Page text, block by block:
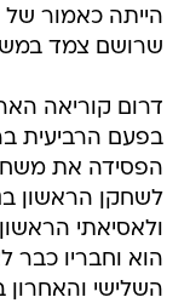
הייתה כאמור של
שרושם צמד
דרום קוריאה
הפסידה את
לשחקן הראשון
ולאסיאתי
הוא וחבריו כבר
השלישי